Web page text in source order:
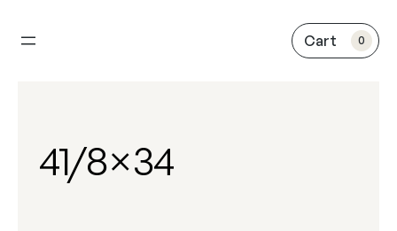
容
0
41/8×34